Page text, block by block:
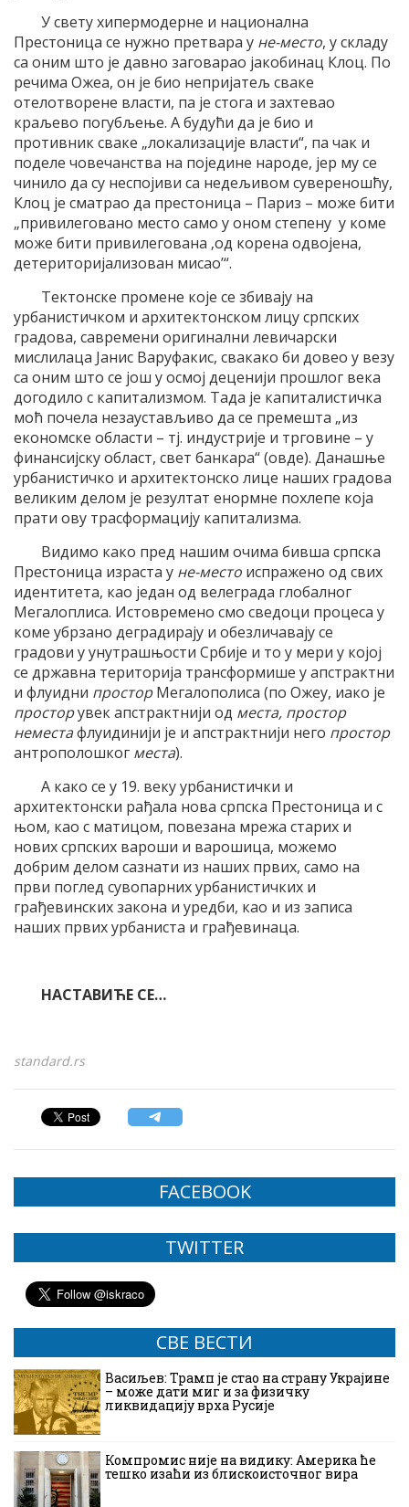
У свету хипермодерне и национална
Престоница се нужно претвара у не-место, у складу
са оним што је давно заговарао јакобинац Клоц. По
речима Ожеа, он је био непријатељ сваке
отелотворене власти, па је стога и захтевао
краљево погубљење. А будући да је био и
противник сваке „локализације власти“, па чак и
поделе човечанства на поједине народе, јер му се
чинило да су неспојиви са недељивом сувереношћу,
Клоц је сматрао да престоница – Париз – може бити
„привилеговано место само у оном степену у коме
може бити привилегована ‚од корена одвојена,
детериторијализован мисао’“.
Тектонске промене које се збивају на
урбанистичком и архитектонском лицу српских
градова, савремени оригинални левичарски
мислилаца Јанис Варуфакис, свакако би довео у везу
са оним што се још у осмој деценији прошлог века
догодило с капитализмом. Тада је капиталистичка
моћ почела незаустављиво да се премешта „из
економске области – тј. индустрије и трговине – у
финансијску област, свет банкара“ (овде). Данашње
урбанистичко и архитектонско лице наших градова
великим делом је резултат енормне похлепе која
прати ову трасформацију капитализма.
Видимо како пред нашим очима бивша српска
Престоница израста у не-место испражено од свих
идентитета, као један од велеграда глобалног
Мегалоплиса. Истовремено смо сведоци процеса у
коме убрзано деградирају и обезличавају се
градови у унутрашњости Србије и то у мери у којој
се државна територија трансформише у апстрактни
и флуидни просторМегалополиса (по Ожеу, иако је
просторувек апстрактнији од места, простор
неместафлуидинији је и апстрактнији него простор
антрополошког места).
А како се у 19. веку урбанистички и
архитектонски рађала нова српска Престоница и с
њом, као с матицом, повезана мрежа старих и
нових српских вароши и варошица, можемо
добрим делом сазнати из наших првих, само на
први поглед сувопарних урбанистичких и
грађевинских закона и уредби, као и из записа
наших првих урбаниста и грађевинаца.
НАСТАВИЋЕ СЕ…
standard.rs
FACEBOOK
TWITTER
СВЕ ВЕСТИ
Васиљев: Трамп је стао на страну Украјине
– може дати миг и за физичку
ликвидацију врха Русије
Компромис није на видику: Америка ће
тешко изаћи из блискоисточног вира